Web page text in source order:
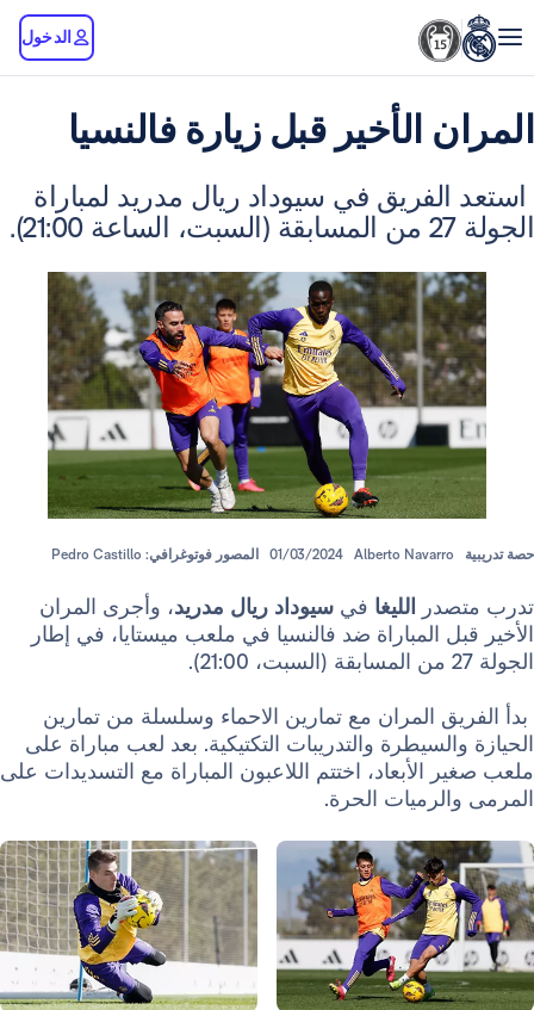
الأخير قبل زيارة فالنسيا
في سيوداد ريال مدريد لمباراة
01/03/2024 Alberto المصور فوتوغرافي: Pedro Castillo
الليغافي سيوداد ريال مدريد ، وأجرى المران
المباراة ضد فالنسيا في ملعب ميستايا، في إطار
المران مع تمارين الاحماء وسلسلة من تمارين
والتدريبات التكتيكية. بعد لعب مباراة على
اختتم اللاعبون المباراة مع التسديدات على
الحرة.